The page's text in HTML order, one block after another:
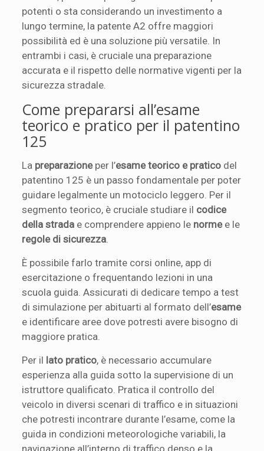
potenti o sta considerando un investimento a
lungo termine, la patente A2 offre maggiori
possibilità ed è una soluzione più versatile. In
entrambi i casi, è cruciale una preparazione
accurata e il rispetto delle normative vigenti per la
sicurezza stradale.
Come prepararsi all’esame
teorico e pratico per il patentino
125
La preparazioneper l’esame teorico e pratico del
patentino 125 è un passo fondamentale per poter
guidare legalmente un motociclo leggero. Per il
segmento teorico, è cruciale studiare il codice
della strada e comprendere appieno le normee le
regole di sicurezza
È possibile farlo tramite corsi online, app di
esercitazione o frequentando lezioni in una
scuola guida. Assicurati di dedicare tempo a test
di simulazione per abituarti al formato dell’esame
e identificare aree dove potresti avere bisogno di
maggiore pratica.
Per il lato pratico, è necessario accumulare
esperienza alla guida sotto la supervisione di un
istruttore qualificato. Pratica il controllo del
veicolo in diversi scenari di traffico e in situazioni
che potresti incontrare durante l’esame, come la
guida in condizioni meteorologiche variabili, la
navigazione all’interno di traffico denso e la